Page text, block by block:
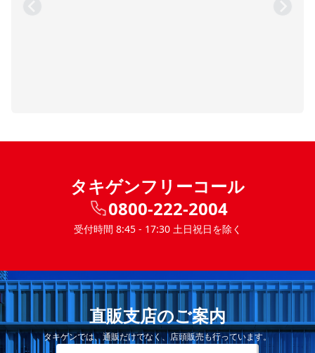
タキゲンフリーコール
0800-222-2004
受付時間 8:45 - 17:30 土日祝日を除く
直販支店のご案内
タキゲンでは、通販だけでなく、店頭販売も行っています。